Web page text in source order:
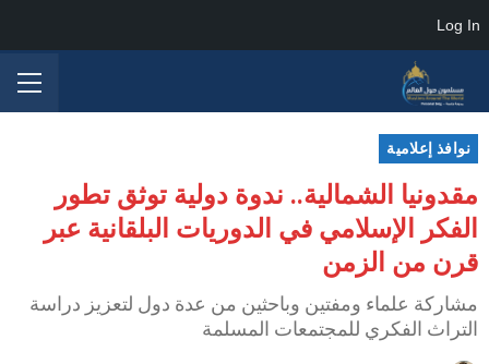
نوافذ إعلامية
مقدونيا الشمالية.. ندوة دولية توثق تطور
الفكر الإسلامي في الدوريات البلقانية عبر
قرن من الزمن
مشاركة علماء ومفتين وباحثين من عدة دول لتعزيز دراسة
التراث الفكري للمجتمعات المسلمة
Log In